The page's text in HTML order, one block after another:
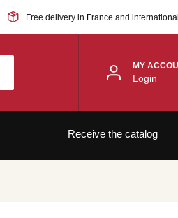
Free delivery in France and
MY
Login
Receive the catalog